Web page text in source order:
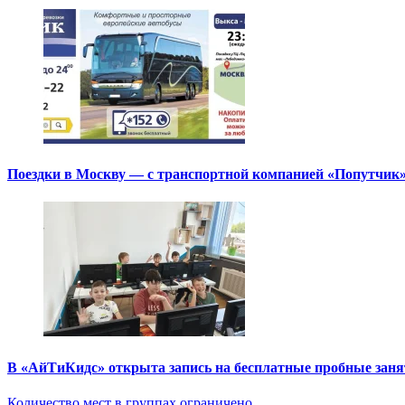
Поездки в Москву — с транспортной компанией «Попутчик»
В «АйТиКидс» открыта запись на бесплатные пробные